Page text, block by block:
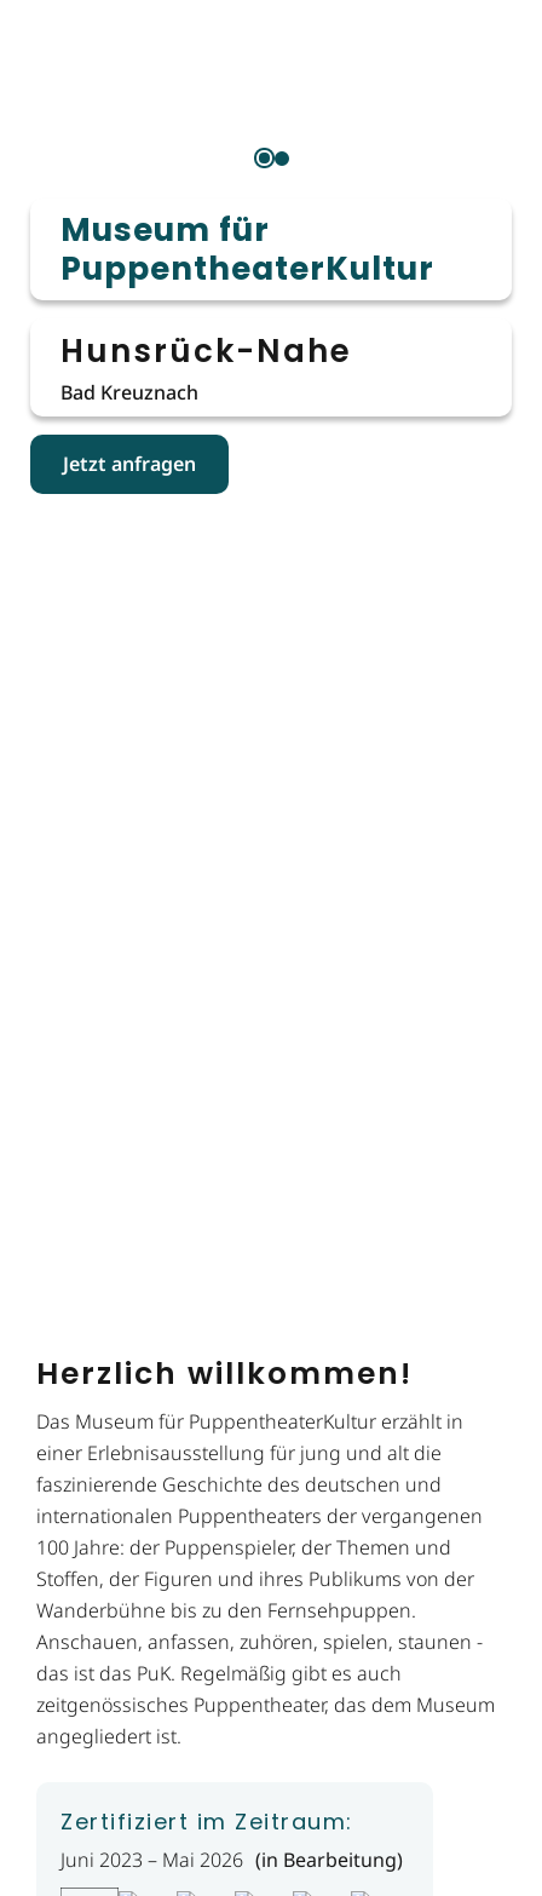
Museum für
PuppentheaterKultur
Hunsrück-Nahe
Bad Kreuznach
Jetzt anfragen
Herzlich willkommen!
Das Museum für PuppentheaterKultur erzählt in
einer Erlebnisausstellung für jung und alt die
faszinierende Geschichte des deutschen und
internationalen Puppentheaters der vergangenen
100 Jahre: der Puppenspieler, der Themen und
Stoffen, der Figuren und ihres Publikums von der
Wanderbühne bis zu den Fernsehpuppen.
Anschauen, anfassen, zuhören, spielen, staunen -
das ist das PuK. Regelmäßig gibt es auch
zeitgenössisches Puppentheater, das dem Museum
angegliedert ist.
Zertifiziert im Zeitraum:
Juni 2023 – Mai 2026 (in Bearbeitung)